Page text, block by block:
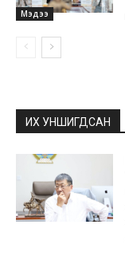
Мэдээ
ИХ УНШИГДСАН